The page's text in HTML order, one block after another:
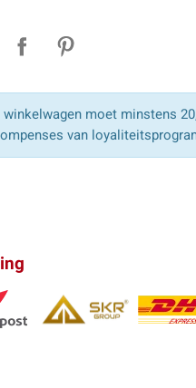
winkelwagen moet minstens
van